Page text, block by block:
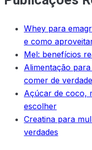
Whey para
e como
Mel: benefícios
Alimentação
comer de verdade
Açúcar de coco,
escolher
Creatina para
verdades